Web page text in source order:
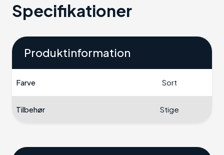
Specifikationer
Produktinformation
Farve Sort
Tilbehør Stige